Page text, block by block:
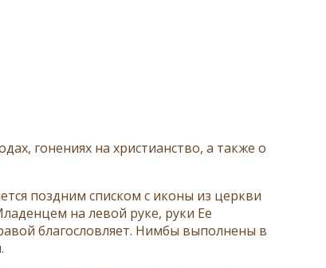
гонениях на христианство, а также о
поздним списком с иконы из церкви
на левой руке, руки Ее
благословляет. Нимбы выполнены в